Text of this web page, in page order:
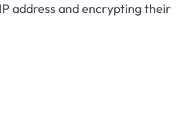
address and encrypting their